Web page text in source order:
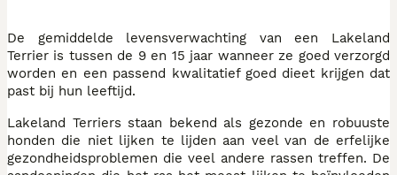
De gemiddelde levensverwachting van een Lakeland
Terrier is tussen de 9 en 15 jaar wanneer ze goed verzorgd
worden en een passend kwalitatief goed dieet krijgen dat
past bij hun leeftijd.
Lakeland Terriers staan bekend als gezonde en robuuste
honden die niet lijken te lijden aan veel van de erfelijke
gezondheidsproblemen die veel andere rassen treffen. De